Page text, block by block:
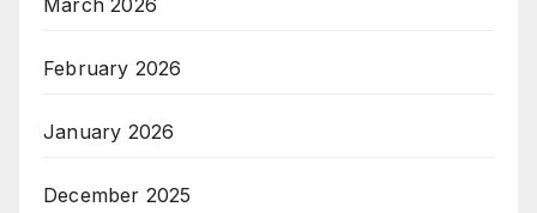
February 2026
January 2026
December 2025